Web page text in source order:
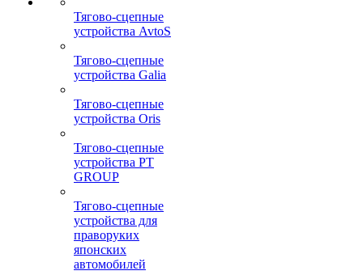
Тягово-сцепные
устройства AvtoS
Тягово-сцепные
устройства Galia
Тягово-сцепные
устройства Oris
Тягово-сцепные
устройства PT
GROUP
Тягово-сцепные
устройства для
праворуких
японских
автомобилей